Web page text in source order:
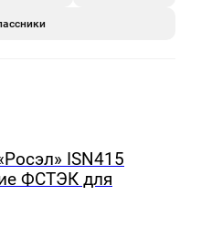
ISN415
ФСТЭК для